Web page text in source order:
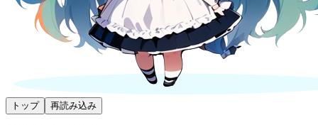
トップ 再読み込み